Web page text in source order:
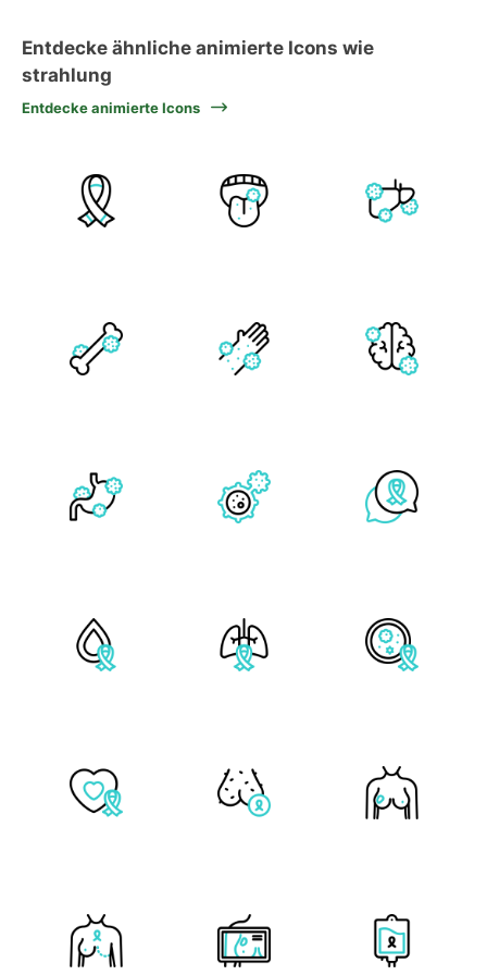
Entdecke ähnliche animierte Icons wie
strahlung
Entdecke animierte Icons